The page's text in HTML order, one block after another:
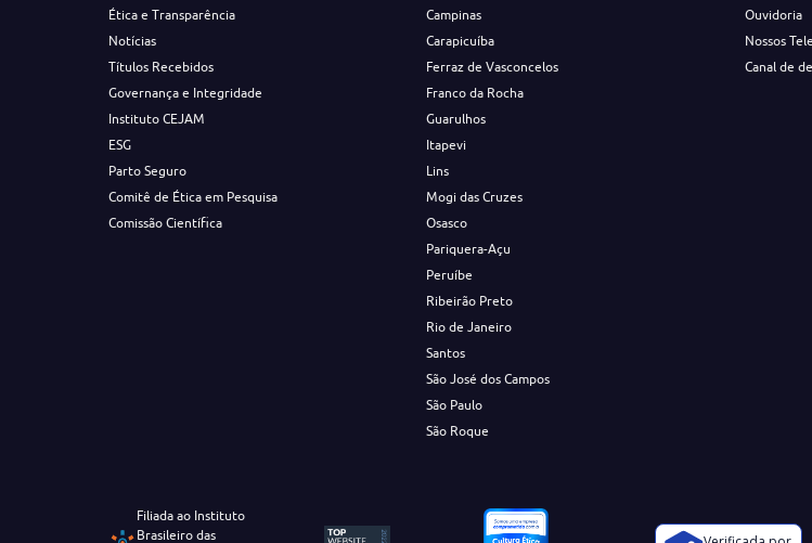
Ética e Transparência
Notícias
Títulos Recebidos
Governança e Integridade
Instituto CEJAM
ESG
Parto Seguro
Comitê de Ética em Pesquisa
Comissão Científica
Campinas
Carapicuíba
Ferraz de Vasconcelos
Franco da Rocha
Guarulhos
Itapevi
Lins
Mogi das Cruzes
Osasco
Pariquera-Açu
Peruíbe
Ribeirão Preto
Rio de Janeiro
Santos
São José dos Campos
São Paulo
São Roque
Ouvidoria
Nossos
Canal de
Filiada ao Instituto
Brasileiro das